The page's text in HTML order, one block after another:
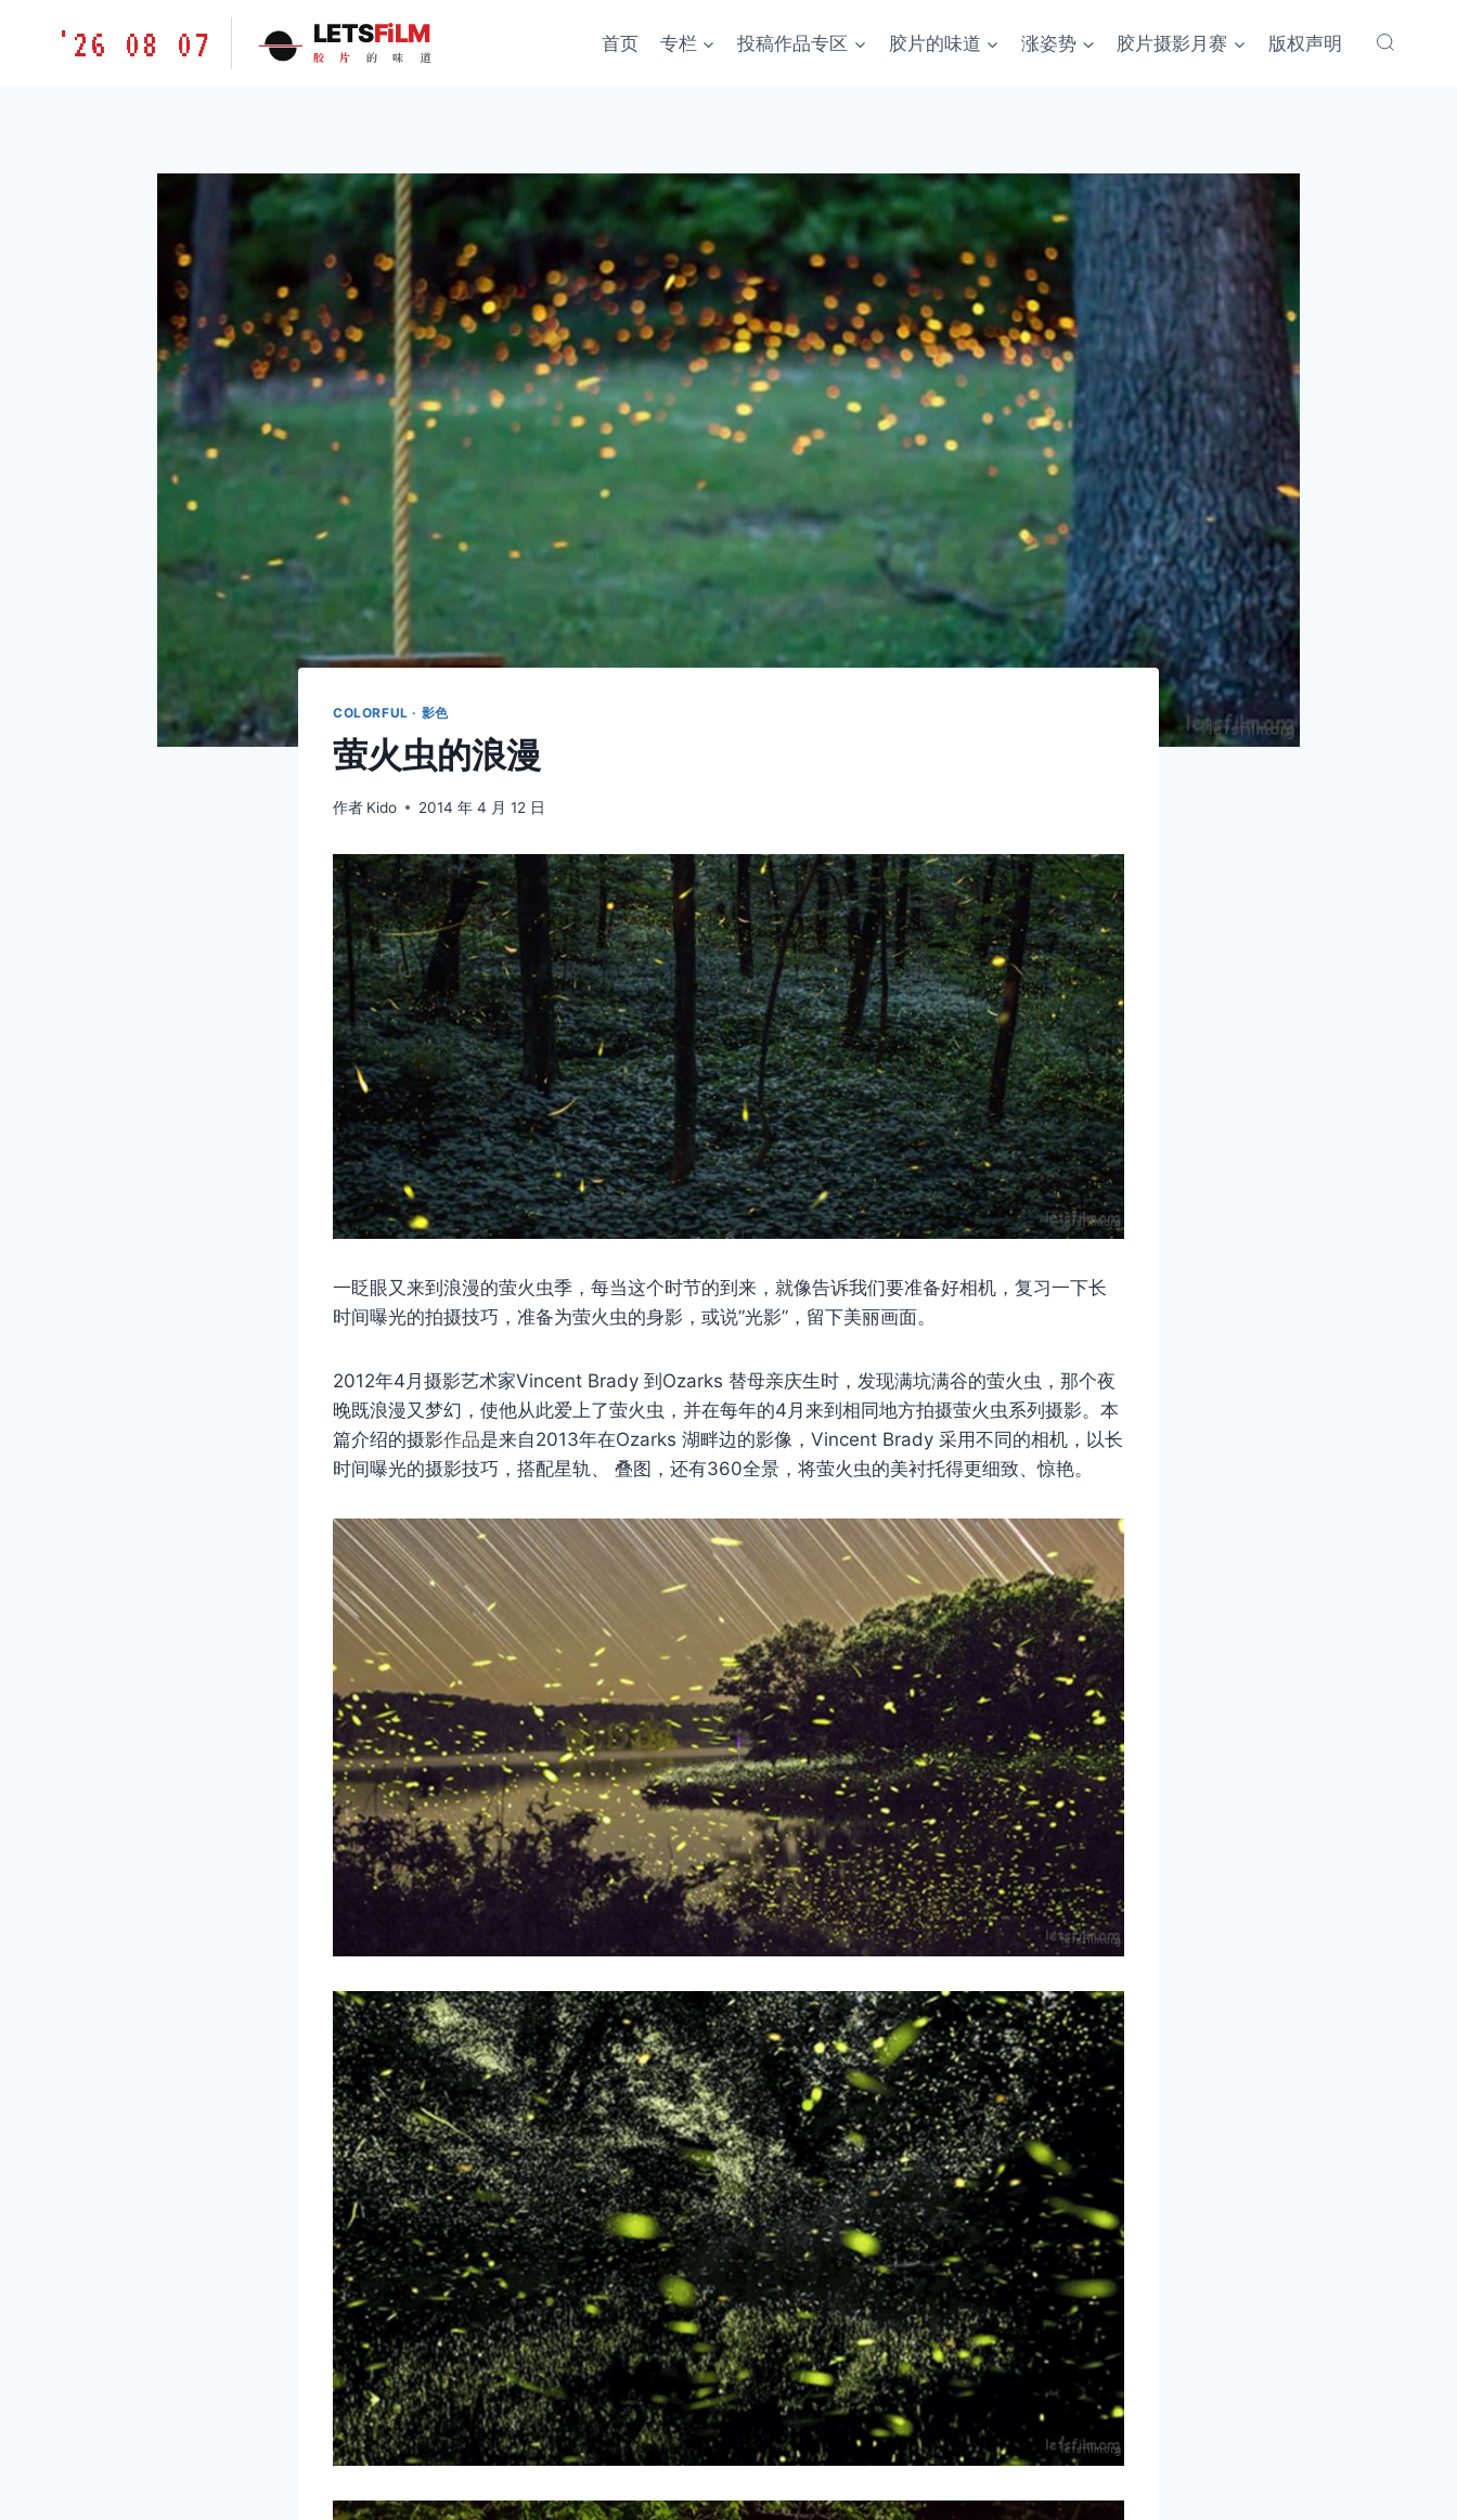
胶'26 08 07 LETSFiLM
胶 片 的 味 道
首页 专栏 投稿作品专区 胶片的味道 涨姿势 胶片摄影月赛 版权声明
COLORFUL · 影色
萤火虫的浪漫
作者 Kido 2014 年 4 月 12 日
一眨眼又来到浪漫的萤火虫季，每当这个时节的到来，就像告诉我们要准备好相机，复习一下长
时间曝光的拍摄技巧，准备为萤火虫的身影，或说”光影”，留下美丽画面。
2012年4月摄影艺术家Vincent Brady 到Ozarks 替母亲庆生时，发现满坑满谷的萤火虫，那个夜
晚既浪漫又梦幻，使他从此爱上了萤火虫，并在每年的4月来到相同地方拍摄萤火虫系列摄影。本
篇介绍的摄影作品是来自2013年在Ozarks 湖畔边的影像，Vincent Brady 采用不同的相机，以长
时间曝光的摄影技巧，搭配星轨、 叠图，还有360全景，将萤火虫的美衬托得更细致、惊艳。